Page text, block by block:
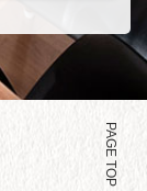
PAGE TOP